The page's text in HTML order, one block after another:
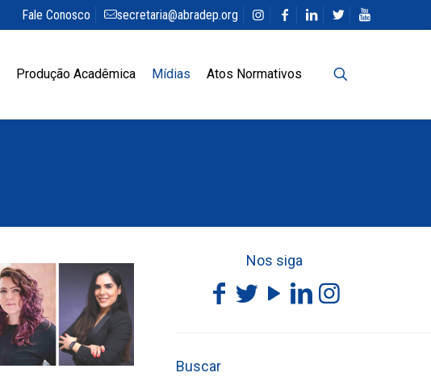
Fale Conosco secretaria@abradep.org
Produção Acadêmica Mídias Atos Normativos
Nos siga
Buscar